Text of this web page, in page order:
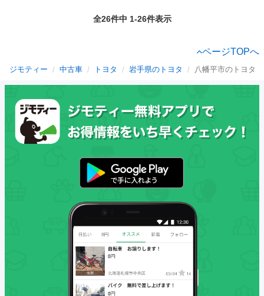
全26件中 1-26件表示
ページTOPへ
ジモティー 中古車 トヨタ 岩手県のトヨタ 八幡平市のトヨタ